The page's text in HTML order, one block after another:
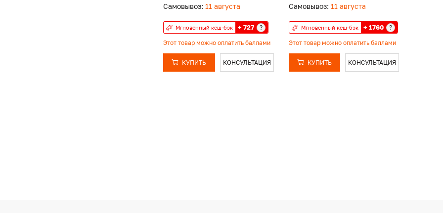
Самовывоз: 11 августа
Мгновенный кеш-бэк + 727 ?
Этот товар можно оплатить баллами
КУПИТЬ КОНСУЛЬТАЦИЯ
Самовывоз: 11 августа
Мгновенный кеш-бэк + 1760 ?
Этот товар можно оплатить баллами
КУПИТЬ КОНСУЛЬТАЦИЯ